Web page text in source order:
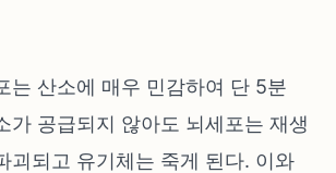
는 산소에 매우 민감하여 단 5분
가 공급되지 않아도 뇌세포는 재생
괴되고 유기체는 죽게 된다. 이와